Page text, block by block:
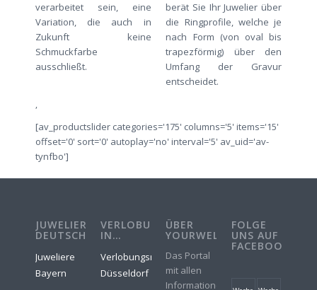
verarbeitet sein, eine
Variation, die auch in
Zukunft keine
Schmuckfarbe
ausschließt.
berät Sie Ihr Juwelier über
die Ringprofile, welche je
nach Form (von oval bis
trapezförmig) über den
Umfang der Gravur
entscheidet.
‚
[av_productslider categories='175' columns='5' items='15'
offset='0' sort='0' autoplay='no' interval='5' av_uid='av-
tynfbo']
JUWELIERE
DEUTSCHLAND
Juweliere
Bayern
VERLOBUNGSRINGE
IN…
Verlobungsringe
Düsseldorf
ÜBER
YOURWELER
Das Portal
mit allen
Informationen,
FOLGE
UNS AUF
FACEBOOK